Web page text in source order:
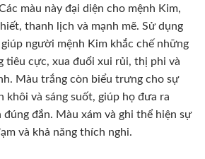
màu này đại diện cho mệnh Kim,
thanh lịch và mạnh mẽ. Sử dụng
giúp người mệnh Kim khắc chế những
tiêu cực, xua đuổi xui rủi, thị phi và
Màu trắng còn biểu trưng cho sự
khôi và sáng suốt, giúp họ đưa ra
đắn. Màu xám và ghi thể hiện sự
và khả năng thích nghi.